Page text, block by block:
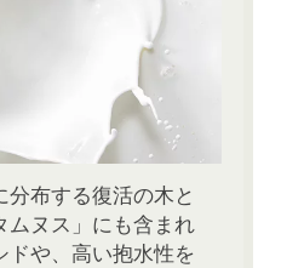
布する復活の木と
ムヌス」にも含まれ
ドや、高い抱水性を